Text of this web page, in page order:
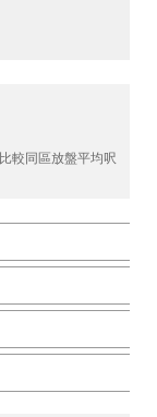
比較同區放盤平均呎